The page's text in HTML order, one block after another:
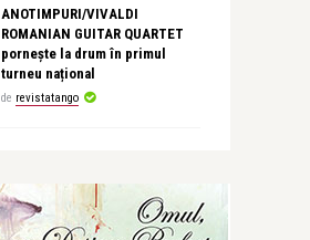
ANOTIMPURI/VIVALDI
ROMANIAN GUITAR QUARTET
pornește la drum în primul
turneu național
de revistatango